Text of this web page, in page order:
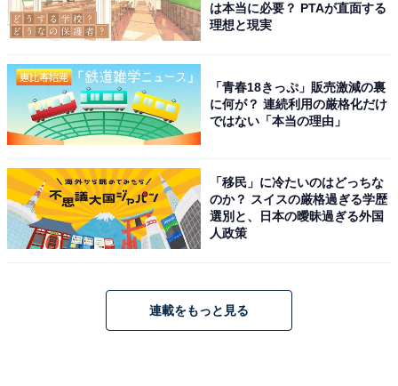
は本当に必要？ PTAが直面する
理想と現実
「青春18きっぷ」販売激減の裏
に何が？ 連続利用の厳格化だけ
ではない「本当の理由」
「移民」に冷たいのはどっちな
のか？ スイスの厳格過ぎる学歴
選別と、日本の曖昧過ぎる外国
人政策
連載をもっと見る